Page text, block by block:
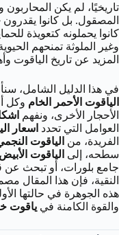
تاريخيًا، لم يكن
المصقول. بل كانوا يقدرون
كانوا يحملونه كتعويذة
وغير الملوثة تمنحهم
المزيد عن تاريخ الياقوت
في هذا الدليل الشامل،
الياقوت الأحمر الخام وكل
الأحجار الأخرى، ونفهم
العوامل التي تحدد اسعار
الفريدة، من الياقوت
سطحه، إلى الياقوت
جامع بلورات، أو تبحث
النقية، فإن هذا المقال
هذه الجوهرة في حالتها
والقوة الكامنة في ياقوت